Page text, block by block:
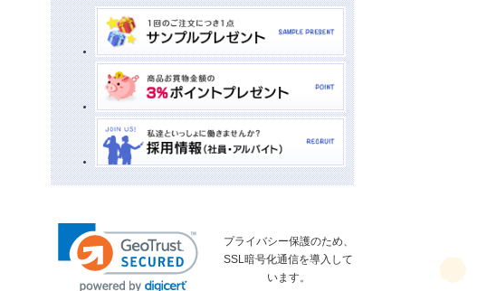
プライバシー保護のため、
SSL暗号化通信を導入して
います。